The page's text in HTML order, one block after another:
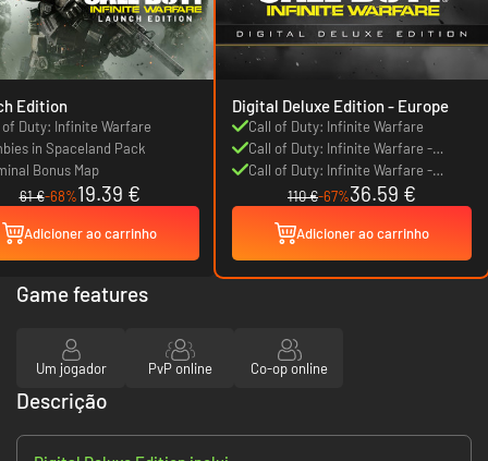
Edition
of Duty: Infinite Warfare
in Spaceland Pack
Bonus Map
61 €-68%19.39 €
Adicioner ao carrinho
Digital Deluxe Edition - Europe
Call of Duty: Infinite Warfare
Call of Duty: Infinite Warfare -
Digital Deluxe Edition
Call of Duty: Infinite Warfare -
Season Pass
110 €-67%36.59 €
Adicioner ao carrinho
Game features
Um jogador PvP online Co-op online
Descrição